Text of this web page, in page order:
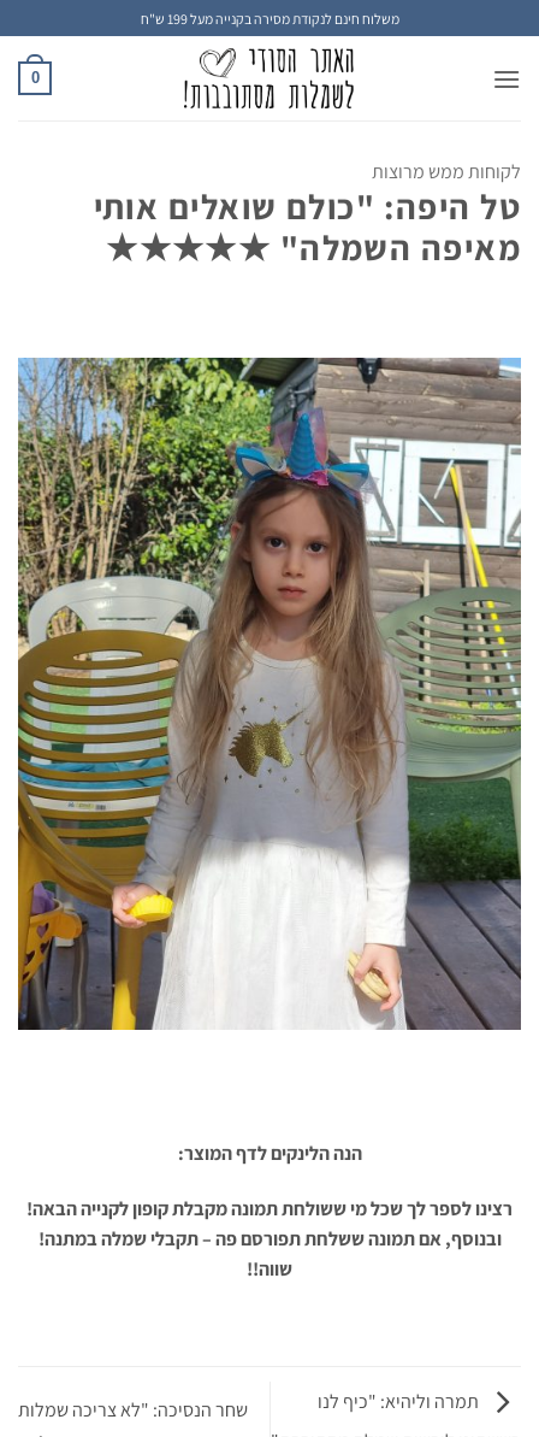
to
content
משלוח חינם לנקודת מסירה בקנייה מעל 199 ש"ח
0
לקוחות ממש מרוצות
טל היפה: "כולם שואלים אותי
מאיפה השמלה" ★★★★★
הנה הלינקים לדף המוצר:
רצינו לספר לך שכל מי ששולחת תמונה מקבלת קופון לקנייה הבאה!
ובנוסף, אם תמונה ששלחת תפורסם פה – תקבלי שמלה במתנה!
שווה!!
תמרה וליהיא: "כיף לנו
שחר הנסיכה: "לא צריכה שמלות